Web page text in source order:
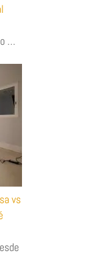
…
vs